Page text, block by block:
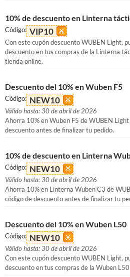
10% de descuento en Linterna
Código: VIP10
Con este cupón descuento WUBEN Light,
descuento en tus compras de la Linterna
tienda online.
Descuento del 10% en Wuben F5
Código: NEW10
Válido hasta: 30 de abril de 2026
Ahorra 10% en Wuben F5 de WUBEN
descuento antes de finalizar tu pedido.
10% de descuento en Linterna
Código: NEW10
Válido hasta: 30 de abril de 2026
Ahorra 10% en Linterna Wuben C3 de
código de descuento antes de finalizar tu
Descuento del 10% en Wuben L50
Código: NEW10
Válido hasta: 30 de abril de 2026
Con este cupón descuento WUBEN Light,
descuento en tus compras de la Wuben